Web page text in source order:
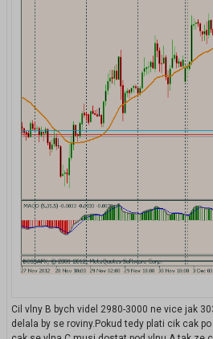
Cil vlny B bych videl 2980-3000 ne vice jak
delala by se roviny.Pokud tedy plati cik cak